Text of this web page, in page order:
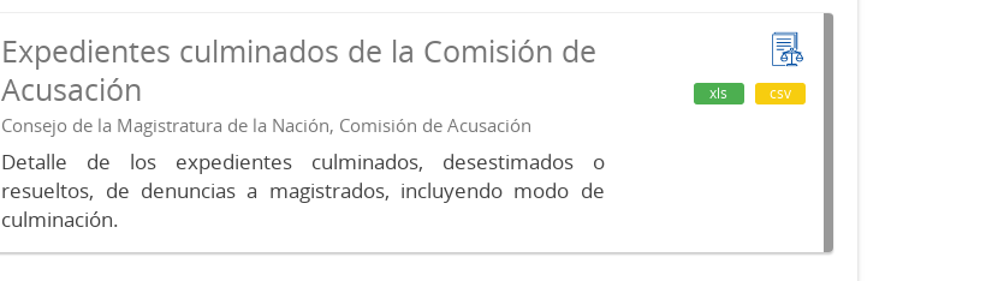
Expedientes culminados de la Comisión de
Acusación
Consejo de la Magistratura de la Nación, Comisión de Acusación
Detalle de los expedientes culminados, desestimados o
resueltos, de denuncias a magistrados, incluyendo modo de
culminación.
xls csv